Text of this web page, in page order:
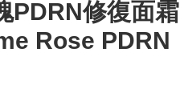
PDRN修復面霜
Rose PDRN